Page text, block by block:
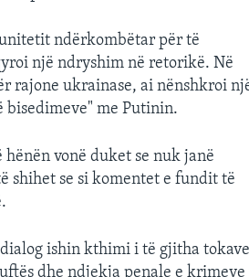
ndërkombëtar për të
një ndryshim në retorikë. Në
rajone ukrainase, ai nënshkroi
me Putinin.
vonë duket se nuk janë
shihet se si komentet e fundit të
ishin kthimi i të gjitha
dhe ndjekja penale e krimeve